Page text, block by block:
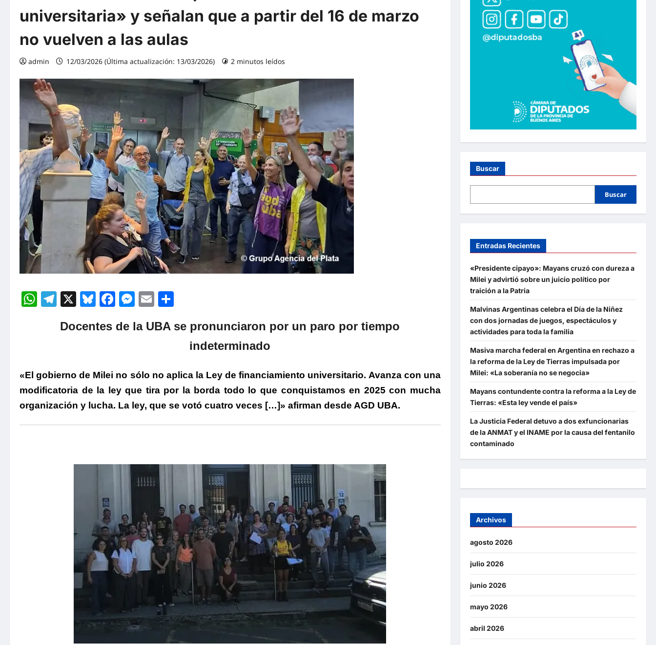
universitaria» y señalan que a partir del 16 de marzo
no vuelven a las aulas
admin 12/03/2026 (Última actualización: 13/03/2026) 2 minutos leídos
WhatsApp
Telegram
X Bluesky
Facebook
Messenger
Email
Docentes de la UBA se pronunciaron por un paro por tiempo
indeterminado
«El gobierno de Milei no sólo no aplica la Ley de financiamiento universitario. Avanza con una
modificatoria de la ley que tira por la borda todo lo que conquistamos en 2025 con mucha
organización y lucha. La ley, que se votó cuatro veces […]» afirman desde AGD UBA.
Buscar
Buscar
Entradas Recientes
«Presidente cipayo»: Mayans cruzó con dureza a
Milei y advirtió sobre un juicio político por
traición a la Patria
Malvinas Argentinas celebra el Día de la Niñez
con dos jornadas de juegos, espectáculos y
actividades para toda la familia
Masiva marcha federal en Argentina en rechazo a
la reforma de la Ley de Tierras impulsada por
Milei: «La soberanía no se negocia»
Mayans contundente contra la reforma a la Ley de
Tierras: «Esta ley vende el país»
La Justicia Federal detuvo a dos exfuncionarias
de la ANMAT y el INAME por la causa del fentanilo
contaminado
Archivos
agosto 2026
julio 2026
junio 2026
mayo 2026
abril 2026